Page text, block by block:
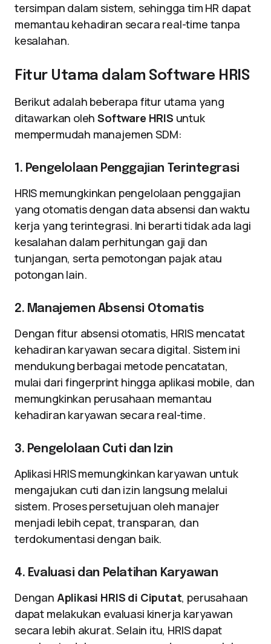
tersimpan dalam sistem, sehingga tim HR dapat
memantau kehadiran secara real-time tanpa
kesalahan.
Fitur Utama dalam Software HRIS
Berikut adalah beberapa fitur utama yang
ditawarkan olehSoftware HRIS untuk
mempermudah manajemen SDM:
1. Pengelolaan Penggajian Terintegrasi
HRIS memungkinkan pengelolaan penggajian
yang otomatis dengan data absensi dan waktu
kerja yang terintegrasi. Ini berarti tidak ada lagi
kesalahan dalam perhitungan gaji dan
tunjangan, serta pemotongan pajak atau
potongan lain.
2. Manajemen Absensi Otomatis
Dengan fitur absensi otomatis, HRIS mencatat
kehadiran karyawan secara digital. Sistem ini
mendukung berbagai metode pencatatan,
mulai dari fingerprint hingga aplikasi mobile, dan
memungkinkan perusahaan memantau
kehadiran karyawan secara real-time.
3. Pengelolaan Cuti dan Izin
Aplikasi HRIS memungkinkan karyawan untuk
mengajukan cuti dan izin langsung melalui
sistem. Proses persetujuan oleh manajer
menjadi lebih cepat, transparan, dan
terdokumentasi dengan baik.
4. Evaluasi dan Pelatihan Karyawan
Dengan Aplikasi HRIS di Ciputat, perusahaan
dapat melakukan evaluasi kinerja karyawan
secara lebih akurat. Selain itu, HRIS dapat